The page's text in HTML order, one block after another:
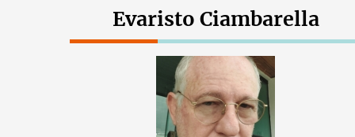
Evaristo Ciambarella